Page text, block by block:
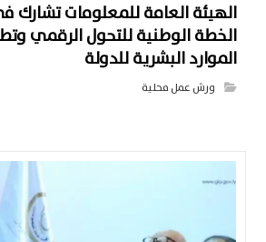
الهيئة العامة للمعلومات تشارك
الخطة الوطنية للتحول الرقمي
الموارد البشرية للدولة
ورش عمل محلية